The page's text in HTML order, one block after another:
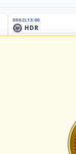
BBBZL13:00
HDR
Germany